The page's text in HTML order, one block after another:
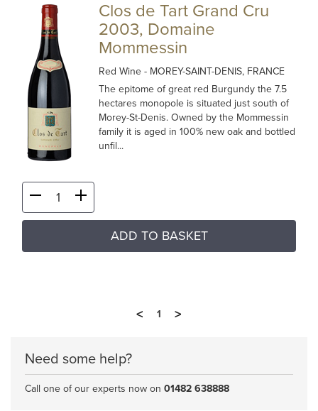
Clos de Tart Grand Cru
2003, Domaine
Mommessin
Red Wine- MOREY-SAINT-DENIS, FRANCE
The epitome of great red Burgundy the 7.5
hectares monopole is situated just south of
Morey-St-Denis. Owned by the Mommessin
family it is aged in 100% new oak and bottled
unfil...
ADD TO BASKET
< 1 >
Need some help?
Call one of our experts now on 01482 638888